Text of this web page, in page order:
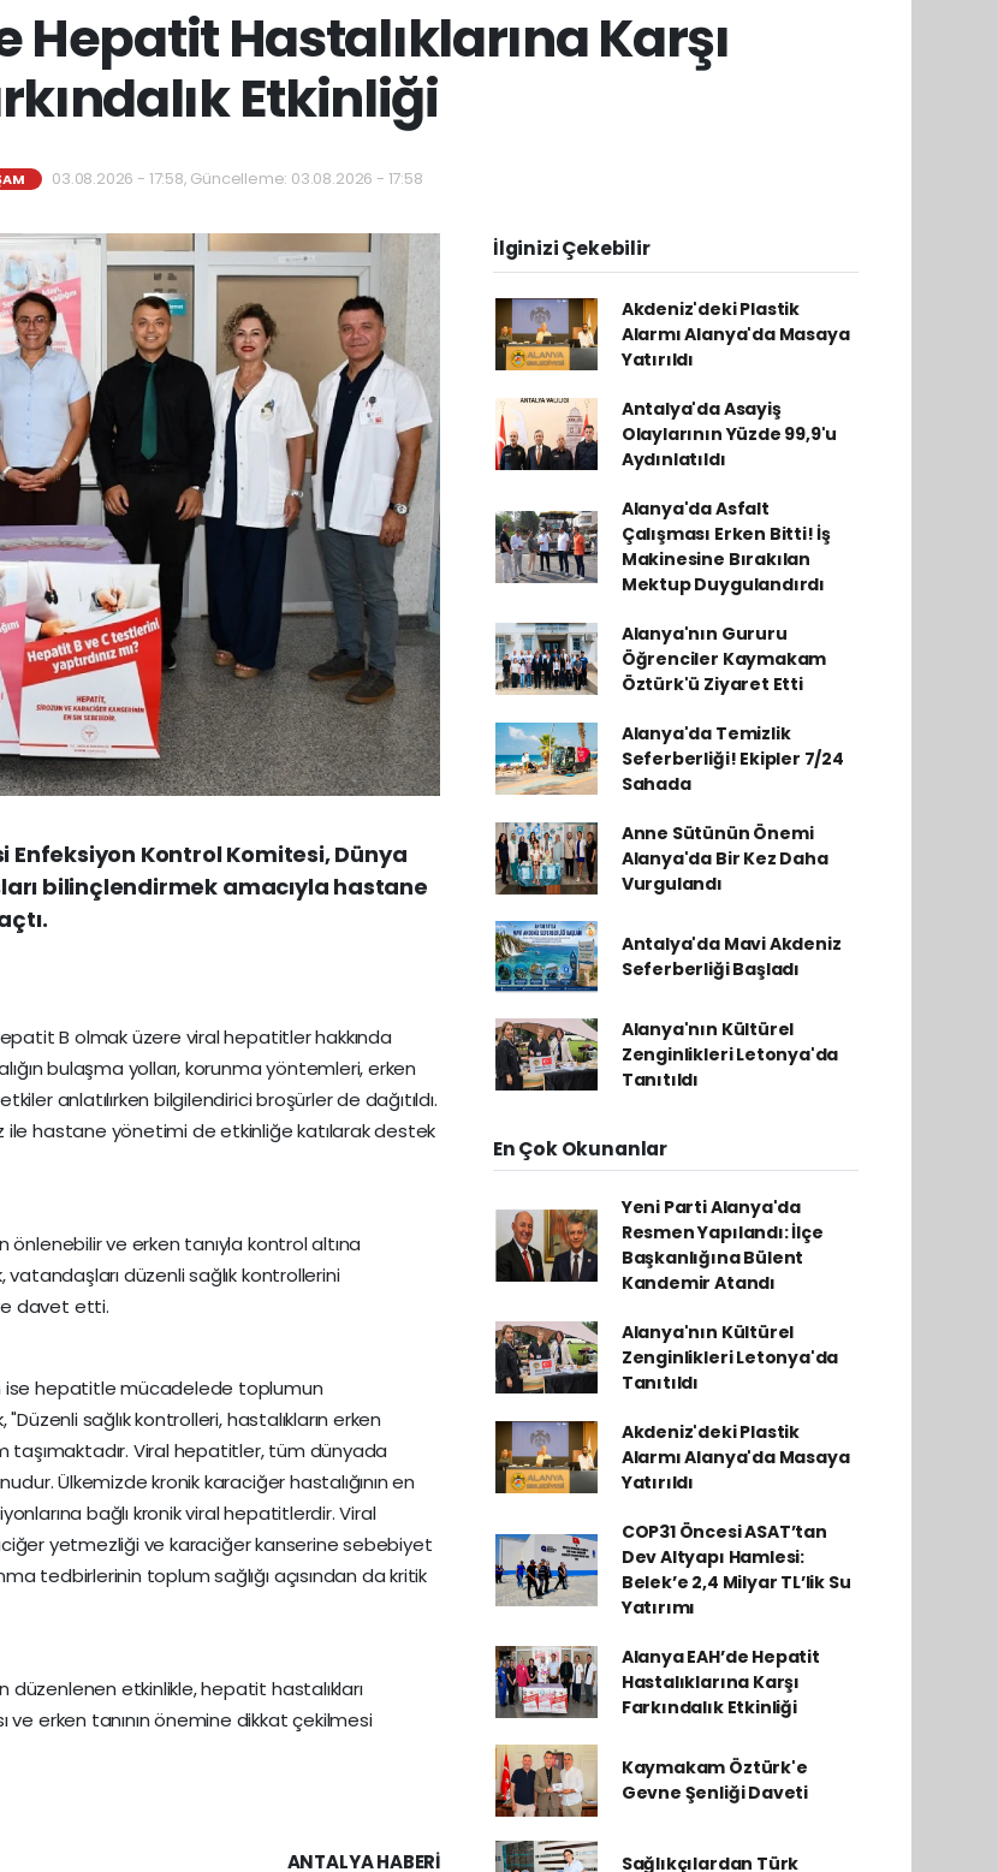
Hepatit Hastalıklarına Karşı
Etkinliği
03.08.2026 - 17:58, Güncelleme: 03.08.2026 - 17:58
Enfeksiyon Kontrol Komitesi, Dünya
bilinçlendirmek amacıyla hastane
B olmak üzere viral hepatitler hakkında
bulaşma yolları, korunma yöntemleri, erken
anlatılırken bilgilendirici broşürler de dağıtıldı.
ile hastane yönetimi de etkinliğe katılarak destek
önlenebilir ve erken tanıyla kontrol altına
düzenli sağlık kontrollerini
davet etti.
ise hepatitle mücadelede toplumun
sağlık kontrolleri, hastalıkların erken
Viral hepatitler, tüm dünyada
Ülkemizde kronik karaciğer hastalığının en
bağlı kronik viral hepatitlerdir. Viral
yetmezliği ve karaciğer kanserine sebebiyet
tedbirlerinin toplum sağlığı açısından da kritik
etkinlikle, hepatit hastalıkları
ve erken tanının önemine dikkat çekilmesi
ANTALYA HABERİ
İlginizi Çekebilir
Akdeniz'deki Plastik
Alarmı Alanya'da Masaya
Yatırıldı
Antalya'da Asayiş
Olaylarının Yüzde 99,9'u
Aydınlatıldı
Alanya'da Asfalt
Çalışması Erken Bitti! İş
Makinesine Bırakılan
Mektup Duygulandırdı
Alanya'nın Gururu
Öğrenciler Kaymakam
Öztürk'ü Ziyaret Etti
Alanya'da Temizlik
Seferberliği! Ekipler 7/24
Sahada
Anne Sütünün Önemi
Alanya'da Bir Kez Daha
Vurgulandı
Antalya'da Mavi Akdeniz
Seferberliği Başladı
Alanya'nın Kültürel
Zenginlikleri Letonya'da
Tanıtıldı
En Çok Okunanlar
Yeni Parti Alanya'da
Resmen Yapılandı: İlçe
Başkanlığına Bülent
Kandemir Atandı
Alanya'nın Kültürel
Zenginlikleri Letonya'da
Tanıtıldı
Akdeniz'deki Plastik
Alarmı Alanya'da Masaya
Yatırıldı
COP31 Öncesi ASAT’tan
Dev Altyapı Hamlesi:
Belek’e 2,4 Milyar TL’lik Su
Yatırımı
Alanya EAH’de Hepatit
Hastalıklarına Karşı
Farkındalık Etkinliği
Kaymakam Öztürk'e
Gevne Şenliği Daveti
Sağlıkçılardan Türk